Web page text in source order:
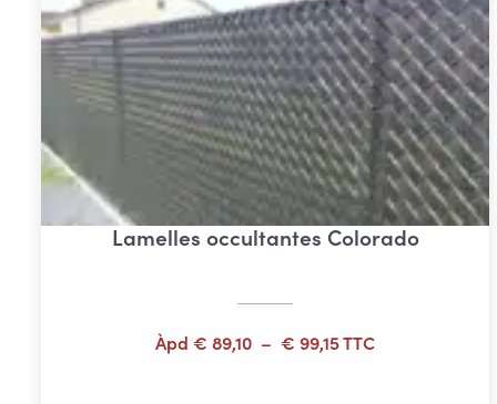
Lamelles occultantes Colorado
Àpd € 89,10 – € 99,15Plage
TTC